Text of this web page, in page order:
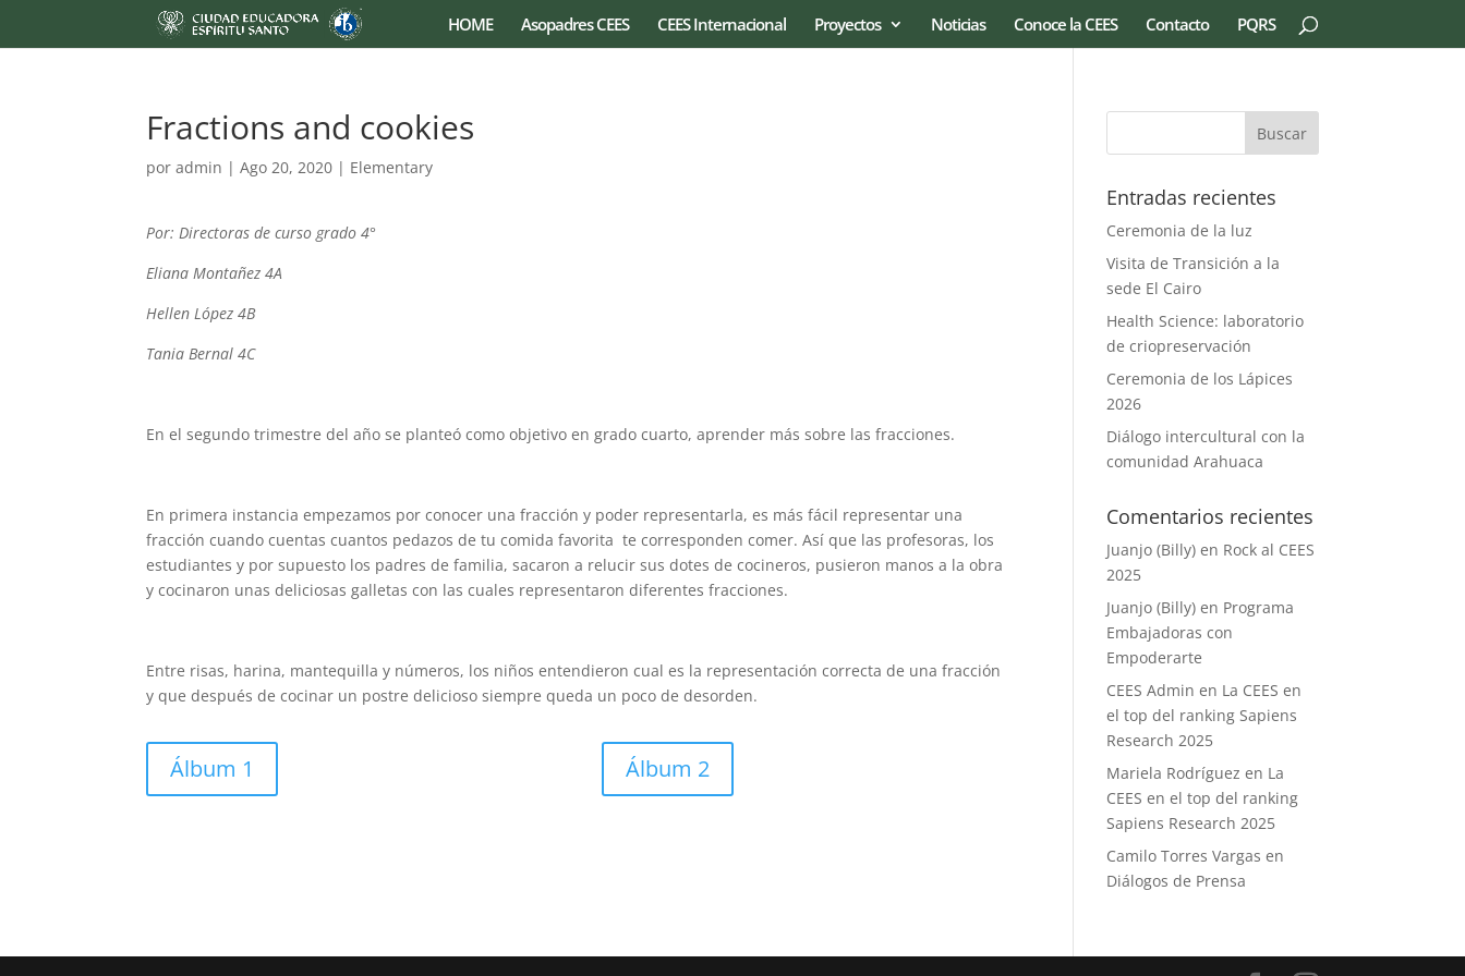
HOME Asopadres CEES CEES Internacional Proyectos Noticias Conoce la CEES Contacto PQRS
Fractions and cookies
poradmin |Ago 20, 2020 | Elementary
Por: Directoras de curso grado 4°
Eliana Montañez 4A
Hellen López 4B
Tania Bernal 4C
En el segundo trimestre del año se planteó como objetivo en grado cuarto, aprender más sobre las fracciones.
En primera instancia empezamos por conocer una fracción y poder representarla, es más fácil representar una
fracción cuando cuentas cuantos pedazos de tu comida favorita te corresponden comer. Así que las profesoras, los
estudiantes y por supuesto los padres de familia, sacaron a relucir sus dotes de cocineros, pusieron manos a la obra
y cocinaron unas deliciosas galletas con las cuales representaron diferentes fracciones.
Entre risas, harina, mantequilla y números, los niños entendieron cual es la representación correcta de una fracción
y que después de cocinar un postre delicioso siempre queda un poco de desorden.
Álbum 1 Álbum 2
Entradas recientes
Ceremonia de la luz
Visita de Transición a la
sede El Cairo
Health Science: laboratorio
de criopreservación
Ceremonia de los Lápices
2026
Diálogo intercultural con la
comunidad Arahuaca
Comentarios recientes
Juanjo (Billy) en Rock al CEES
2025
Juanjo (Billy) en Programa
Embajadoras con
Empoderarte
CEES Admin en La CEES en
el top del ranking Sapiens
Research 2025
Mariela Rodríguez en La
CEES en el top del ranking
Sapiens Research 2025
Camilo Torres Vargas en
Diálogos de Prensa